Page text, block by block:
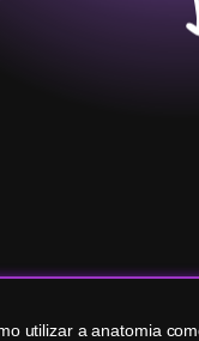
utilizar a anatomia